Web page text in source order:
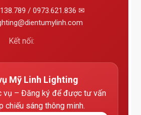
/ 0973.621.836 ✉
Kết nối:
Mỹ Linh Lighting
vụ – Đăng ký để được tư vấn
chiếu sáng thông minh.